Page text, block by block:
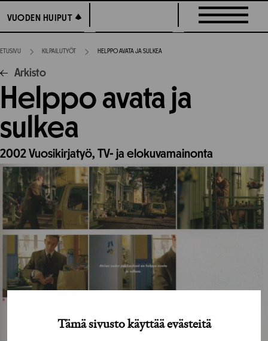
Tämä sivusto käyttää evästeitä
suoraan
sisältöön
VUODEN HUIPUT
VUODEN HUIPUT
ETUSIVU KILPAILUTYÖT HELPPO AVATA JA SULKEA
Arkisto
Helppo avata ja
sulkea
2002Vuosikirjatyö, TV- ja elokuvamainonta